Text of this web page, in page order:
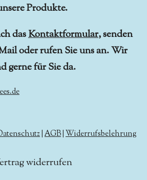
Produkte.
dasKontaktformular, senden
oder rufen Sie uns an. Wir
gerne für Sie da.
AGB Widerrufsbelehrung
widerrufen